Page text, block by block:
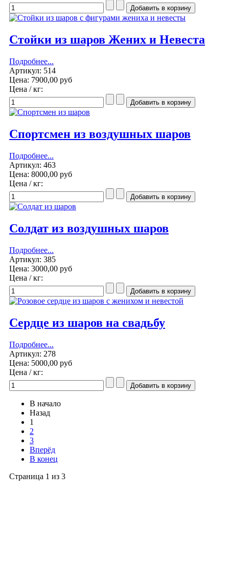
Стойки из шаров Жених и Невеста
Подробнее...
Артикул: 514
Цена: 7900,00 руб
Цена / кг:
Спортсмен из воздушных шаров
Подробнее...
Артикул: 463
Цена: 8000,00 руб
Цена / кг:
Солдат из воздушных шаров
Подробнее...
Артикул: 385
Цена: 3000,00 руб
Цена / кг:
Сердце из шаров на свадьбу
Подробнее...
Артикул: 278
Цена: 5000,00 руб
Цена / кг:
В начало
Назад
1
2
3
Вперёд
В конец
Страница 1 из 3